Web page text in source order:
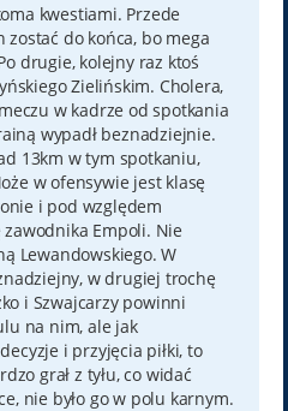
kwestiami. Przede
do końca, bo mega
drugie, kolejny raz ktoś
Zielińskim. Cholera,
w kadrze od spotkania
wypadł beznadziejnie.
13km w tym spotkaniu,
w ofensywie jest klasę
i pod względem
Empoli. Nie
Lewandowskiego. W
w drugiej trochę
i Szwajcarzy powinni
na nim, ale jak
i przyjęcia piłki, to
grał z tyłu, co widać
nie było go w polu karnym.